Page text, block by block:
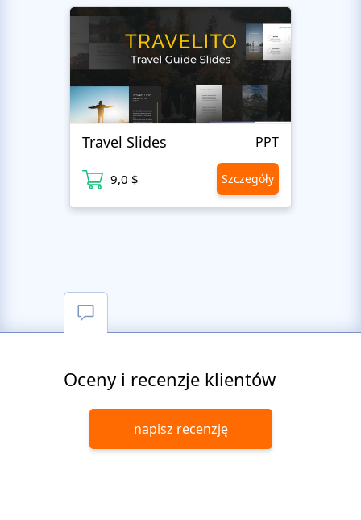
Travel Slides PPT
9,0 $ Szczegóły
Oceny i recenzje klientów
napisz recenzję